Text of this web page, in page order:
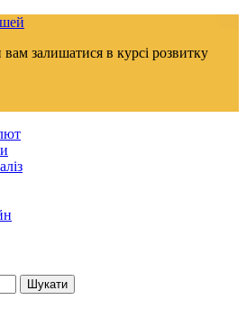
залишатися в курсі розвитку